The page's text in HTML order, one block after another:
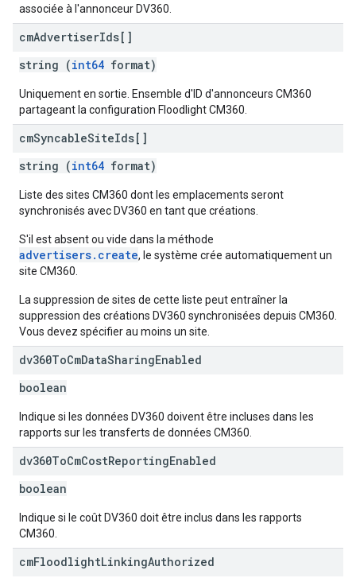
associée à l'annonceur DV360.
cmAdvertiserIds[]
string (int64 format)
Uniquement en sortie. Ensemble d'ID d'annonceurs CM360
partageant la configuration Floodlight CM360.
cmSyncableSiteIds[]
string (int64 format)
Liste des sites CM360 dont les emplacements seront
synchronisés avec DV360 en tant que créations.
S'il est absent ou vide dans la méthode
advertisers.create, le système crée automatiquement un
site CM360.
La suppression de sites de cette liste peut entraîner la
suppression des créations DV360 synchronisées depuis CM360.
Vous devez spécifier au moins un site.
dv360ToCmDataSharingEnabled
boolean
Indique si les données DV360 doivent être incluses dans les
rapports sur les transferts de données CM360.
dv360ToCmCostReportingEnabled
boolean
Indique si le coût DV360 doit être inclus dans les rapports
CM360.
cmFloodlightLinkingAuthorized